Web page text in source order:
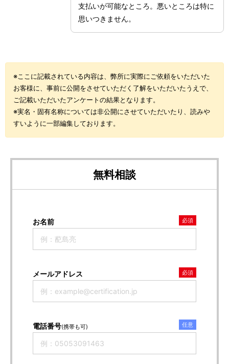
支払いが可能なところ。悪いところは特に
思いつきません。
※ここに記載されている内容は、弊所に実際にご依頼をいただいた
お客様に、事前に公開をさせていただく了解をいただいたうえで、
ご記載いただいたアンケートの結果となります。
※実名・固有名称については非公開にさせていただいたり、読みや
すいように一部編集しております。
無料相談
お名前 必須
メールアドレス 必須
電話番号(携帯も可) 任意